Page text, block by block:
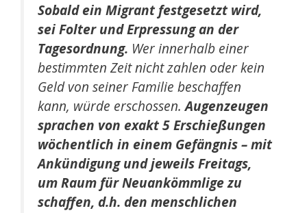
Sobald ein Migrant festgesetzt wird,
sei Folter und Erpressung an der
Tagesordnung. Wer innerhalb einer
bestimmten Zeit nicht zahlen oder kein
Geld von seiner Familie beschaffen
kann, würde erschossen.Augenzeugen
sprachen von exakt 5 Erschießungen
wöchentlich in einem Gefängnis – mit
Ankündigung und jeweils Freitags,
um Raum für Neuankömmlige zu
schaffen, d.h. den menschlichen